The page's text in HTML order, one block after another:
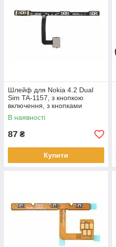
Шлейф для Nokia 4.2 Dual
Sim TA-1157, з кнопкою
включення, з кнопками
регулювання гучності
В наявності
87 ₴
Купити